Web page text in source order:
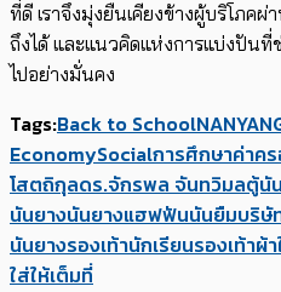
ที่ดี เราจึงมุ่งยืนเคียงข้างผู้บริโภคผ่
ถึงได้ และแนวคิดแห่งการแบ่งปันที่
ไปอย่างมั่นคง
Tags:Back to School
EconomySocialการศึกษาค่าค
โสตถิกุลดร.จักรพล จันทวิมลตู้นั
นันยางนันยางแฮฟฟันนันยืมบริษั
นันยางรองเท้านักเรียนรองเท้าผ้
ใส่ให้เต็มที่